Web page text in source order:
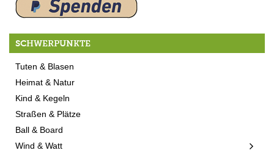
SCHWERPUNKTE
Tuten & Blasen
Heimat & Natur
Kind & Kegeln
Straßen & Plätze
Ball & Board
Wind & Watt